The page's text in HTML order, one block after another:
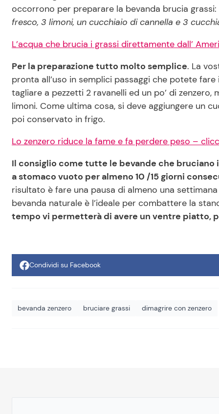
occorrono per preparare la bevanda brucia grassi:
fresco, 3 limoni, un cucchiaio di cannella e 3
L’acqua che brucia i grassi direttamente dall’
Per la preparazione tutto molto semplice. La
pronta all’uso in semplici passaggi che potete
tagliare a pezzetti 2 ravanelli ed un po’ di
limoni. Come ultima cosa, si deve aggiungere un
poi conservato in frigo.
Lo zenzero riduce la fame e fa perdere peso –
Il consiglio come tutte le bevande che bruciano
a stomaco vuoto per almeno 10 /15 giorni
risultato è fare una pausa di almeno una
bevanda naturale è l’ideale per combattere la
tempo vi permetterà di avere un ventre piatto,
Condividi su Facebook
bevanda zenzero bruciare grassi dimagrire con zenzero